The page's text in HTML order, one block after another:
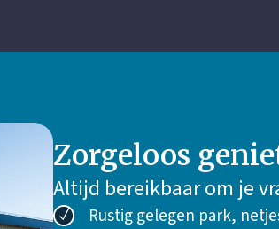
Zorgeloos
Altijd bereikbaar om je
Rustig gelegen park,